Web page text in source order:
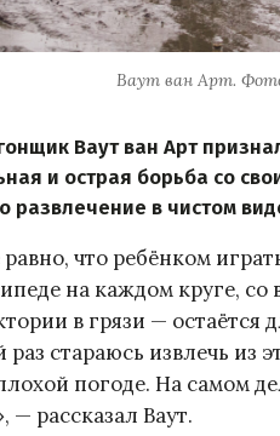
Ваут ван Арт.
Ваут ван Арт
и острая борьба со
развлечение в чистом
что ребёнком
на каждом круге,
в грязи — остаётся
стараюсь извлечь из
погоде. На самом
— рассказал Ваут.